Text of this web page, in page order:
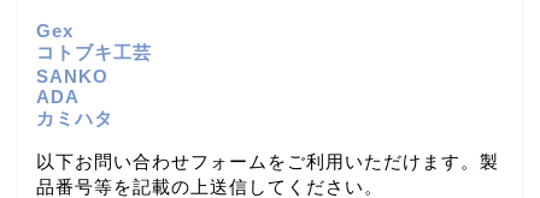
Gex
コトブキ工芸
SANKO
ADA
カミハタ
以下お問い合わせフォームをご利用いただけます。製
品番号等を記載の上送信してください。